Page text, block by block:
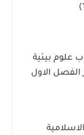
بيئية
الاول